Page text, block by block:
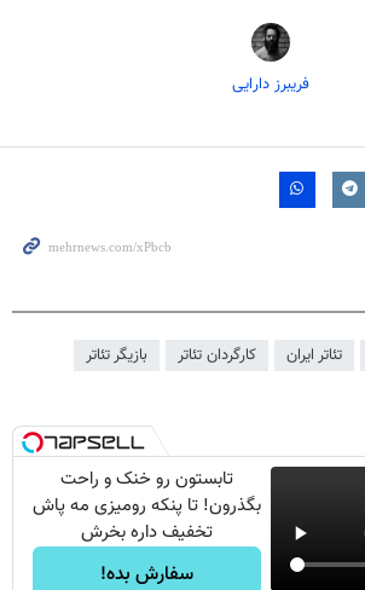
فریبرز دارایی
تئاتر ایران کارگردان تئاتر بازیگر تئاتر
تابستون رو خنک و راحت
بگذرون! تا پنکه رومیزی مه پاش
تخفیف داره بخرش
سفارش بده!